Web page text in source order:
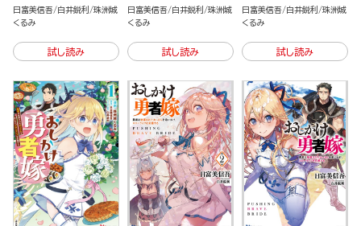
け、スローライフを応援す
る（3）
日富美信吾 白井鋭利
珠洲城
くるみ
試し読み
け、スローライフを応援す
る（2）
日富美信吾 白井鋭利
珠洲城
くるみ
試し読み
け、スローライフを応援す
る （分冊版）
日富美信吾 白井鋭利
珠洲城
くるみ
試し読み